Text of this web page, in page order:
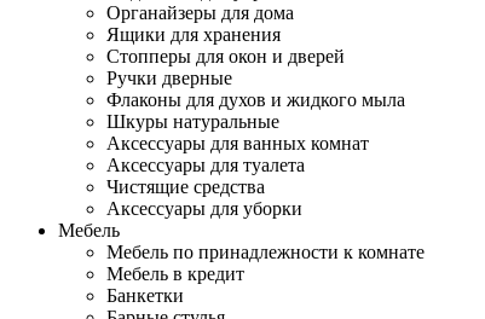
Органайзеры для дома
Ящики для хранения
Стопперы для окон и дверей
Ручки дверные
Флаконы для духов и жидкого мыла
Шкуры натуральные
Аксессуары для ванных комнат
Аксессуары для туалета
Чистящие средства
Аксессуары для уборки
Мебель
Мебель по принадлежности к комнате
Мебель в кредит
Банкетки